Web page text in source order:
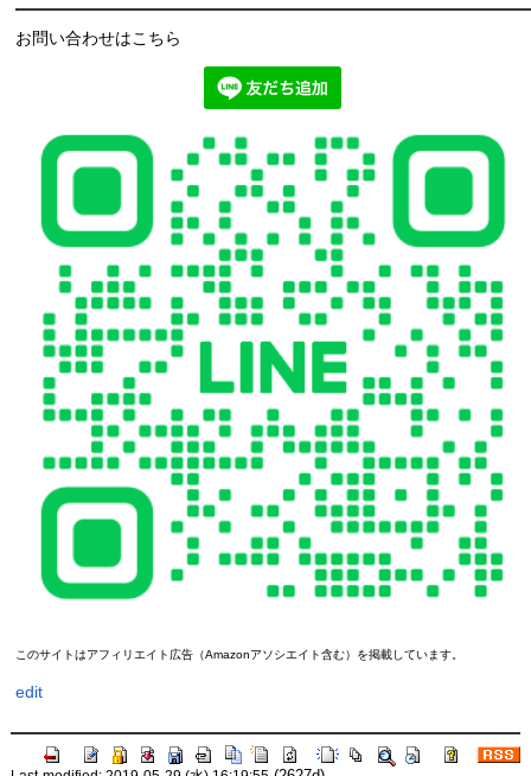
お問い合わせはこちら
このサイトはアフィリエイト広告（Amazonアソシエイト含む）を掲載しています。
edit